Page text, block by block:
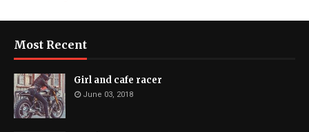
Most Recent
Girl and cafe racer
June 03, 2018